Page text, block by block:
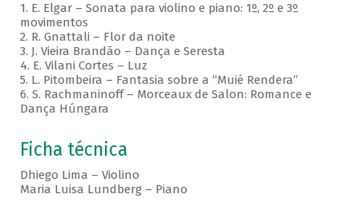
1. E. Elgar – Sonata para violino e piano: 1º, 2º e 3º
movimentos
2. R. Gnattali – Flor da noite
3. J. Vieira Brandão – Dança e Seresta
4. E. Vilani Cortes – Luz
5. L. Pitombeira – Fantasia sobre a “Muié Rendera”
6. S. Rachmaninoff – Morceaux de Salon: Romance e
Dança Húngara
Ficha técnica
Dhiego Lima – Violino
Maria Luisa Lundberg – Piano